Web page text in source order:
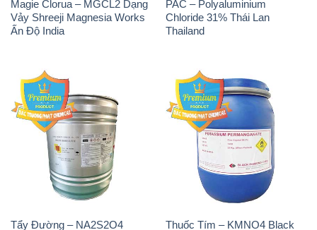
Tẩy Đường – NA2S2O4
Guangdi Maoming Thùng
Xám Trung Quốc China
Thuốc Tím – KMNO4 Black
Diamond Ấn Độ India